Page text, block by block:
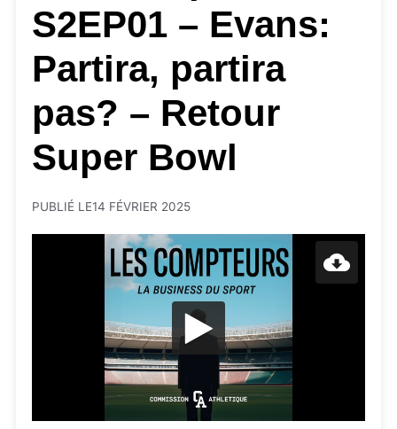
S2EP01 – Evans:
Partira, partira
pas? – Retour
Super Bowl
PUBLIÉ LE14 FÉVRIER 2025